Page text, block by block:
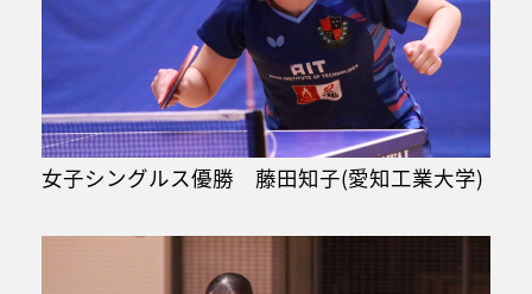
女子シングルス優勝 藤田知子(愛知工業大学)